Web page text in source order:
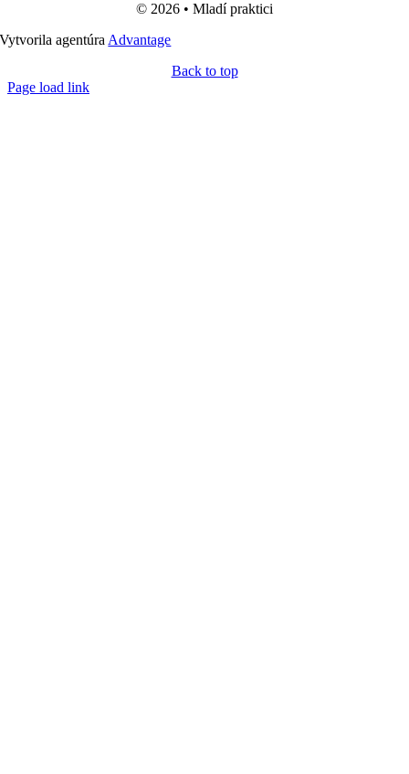
© 2026 • Mladí praktici
Vytvorila agentúraAdvantage
Back to top
Page load link